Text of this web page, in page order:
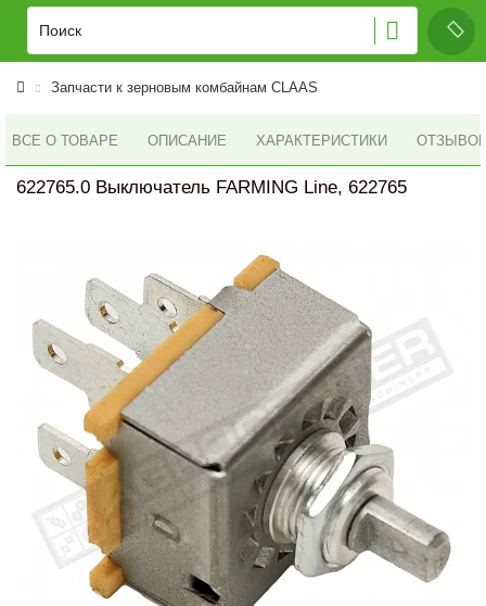
Запчасти к зерновым комбайнам CLAAS
ВСЕ О ТОВАРЕ ОПИСАНИЕ ХАРАКТЕРИСТИКИ ОТЗЫВОВ
622765.0 Выключатель FARMING Line, 622765